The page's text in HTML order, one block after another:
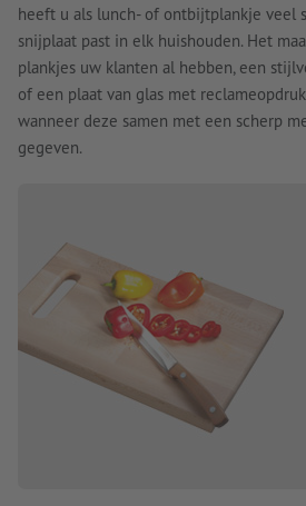
heeft u als lunch- of ontbijtplankje veel
snijplaat past in elk huishouden. Het
plankjes uw klanten al hebben, een
of een plaat van glas met
wanneer deze samen met een scherp
gegeven.